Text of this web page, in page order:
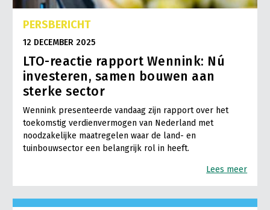
PERSBERICHT
12 DECEMBER 2025
LTO-reactie rapport Wennink: Nú
investeren, samen bouwen aan
sterke sector
Wennink presenteerde vandaag zijn rapport over het
toekomstig verdienvermogen van Nederland met
noodzakelijke maatregelen waar de land- en
tuinbouwsector een belangrijk rol in heeft.
Lees meer